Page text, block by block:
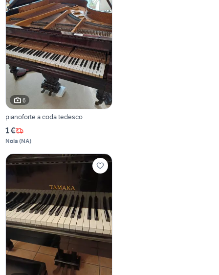
6
pianoforte a coda tedesco
1 €
Nola (NA)